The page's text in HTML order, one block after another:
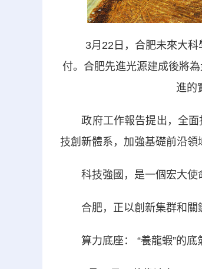
3月22日，合肥未來大科
付。合肥先進光源建成後將
進的
政府工作報告提出，全面
技創新體系，加強基礎前沿領
科技強國，是一個宏大使
合肥，正以創新集群和關
算力底座： “養龍蝦”的底